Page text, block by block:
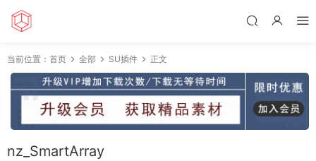
当前位置： 首页 全部 SU插件 正文
nz_SmartArray